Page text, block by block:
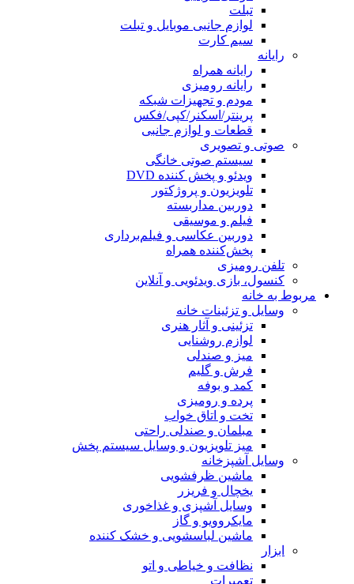
تبلت
لوازم جانبی موبایل و تبلت
سیم کارت
رایانه
رایانه همراه
رایانه رومیزی
مودم و تجهیزات شبکه
پرینتر/اسکنر/کپی/فکس
قطعات و لوازم جانبی
صوتی و تصویری
سیستم صوتی خانگی
ویدئو و پخش کننده DVD
تلویزیون و پروژکتور
دوربین مداربسته
فیلم و موسیقی
دوربین عکاسی و فیلم‌برداری
پخش‌کننده همراه
تلفن رومیزی
کنسول، بازی‌ ویدئویی و آنلاین
مربوط به خانه
وسایل و تزئینات خانه
تزئینی و آثار هنری
لوازم روشنایی
میز و صندلی
فرش و گلیم
کمد و بوفه
پرده و رومیزی
تخت و اتاق خواب
مبلمان و صندلی راحتی
میز تلویزیون و وسایل سیستم پخش
وسایل آشپزخانه
ماشین ظرفشویی
یخچال و فریزر
وسایل آشپزی و غذاخوری
مایکروویو و گاز
ماشین لباسشویی و خشک کننده
ابزار
نظافت و خیاطی و اتو
تعمیرات